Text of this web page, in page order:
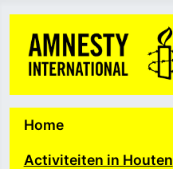
Home
Activiteiten in Houten